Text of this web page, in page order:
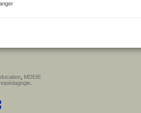
, MDEIE
.